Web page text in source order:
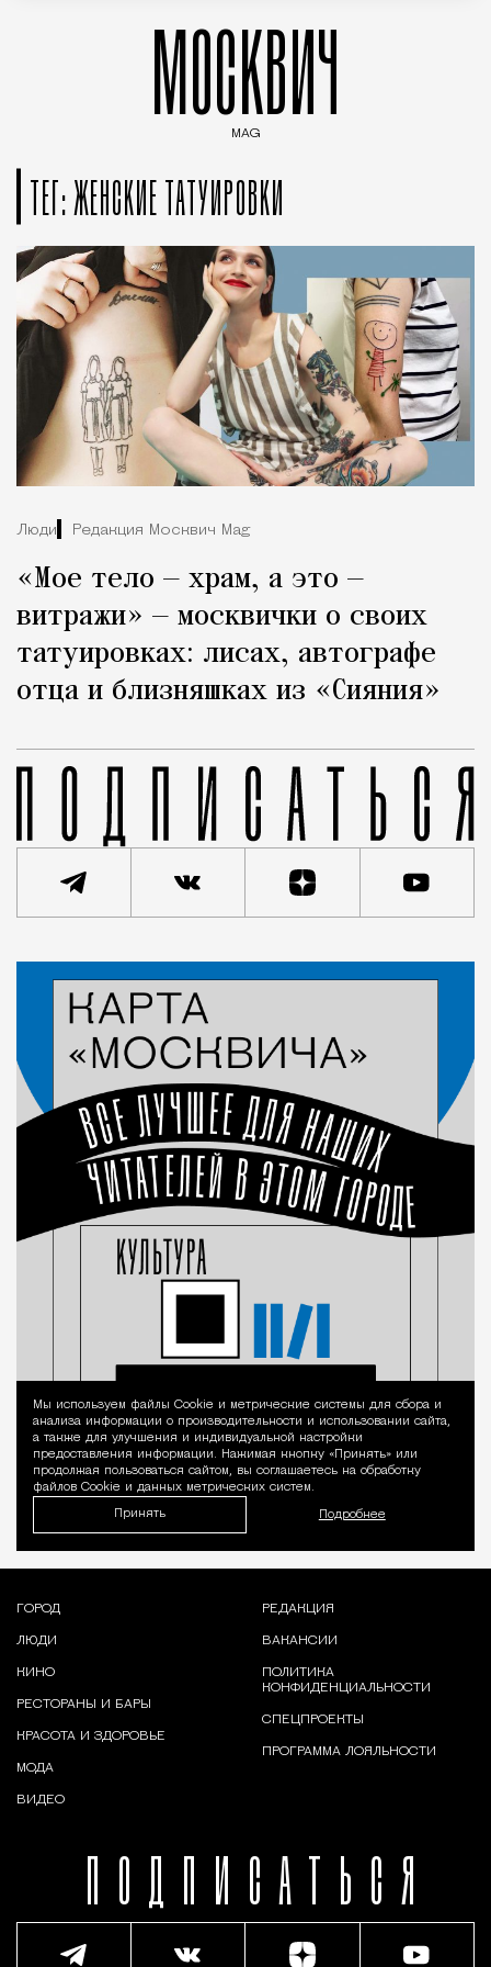
МОСКВИЧ
MAG
ТЕГ: ЖЕНСКИЕ ТАТУИРОВКИ
Люди Редакция Москвич Mag
«Мое тело — храм, а это —
витражи» — москвички о своих
татуировках: лисах, автографе
отца и близняшках из «Сияния»
Уведомление
Мы используем файлы Сookie и метрические системы для сбора и
анализа информации о производительности и использовании сайта,
а также для улучшения и индивидуальной настройки
предоставления информации. Нажимая кнопку «Принять» или
продолжая пользоваться сайтом, вы соглашаетесь на обработку
файлов Cookie и данных метрических систем.
Принять Подробнее
ПОДПИСАТЬСЯ
ГОРОД
ЛЮДИ
КИНО
РЕСТОРАНЫ И БАРЫ
КРАСОТА И ЗДОРОВЬЕ
МОДА
ВИДЕО
РЕДАКЦИЯ
ВАКАНСИИ
ПОЛИТИКА
КОНФИДЕНЦИАЛЬНОСТИ
СПЕЦПРОЕКТЫ
ПРОГРАММА ЛОЯЛЬНОСТИ